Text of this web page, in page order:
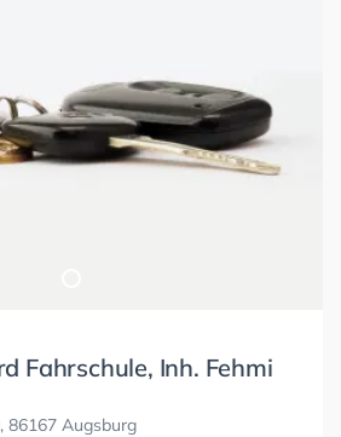
Fahrschule, Inh. Fehmi
86167 Augsburg